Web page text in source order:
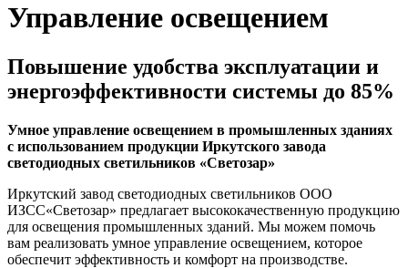
Управление освещением
Повышение удобства эксплуатации и
энергоэффективности системы до 85%
Умное управление освещением в промышленных зданиях
с использованием продукции Иркутского завода
светодиодных светильников «Светозар»
Иркутский завод светодиодных светильников ООО
ИЗСС«Светозар» предлагает высококачественную продукцию
для освещения промышленных зданий. Мы можем помочь
вам реализовать умное управление освещением, которое
обеспечит эффективность и комфорт на производстве.